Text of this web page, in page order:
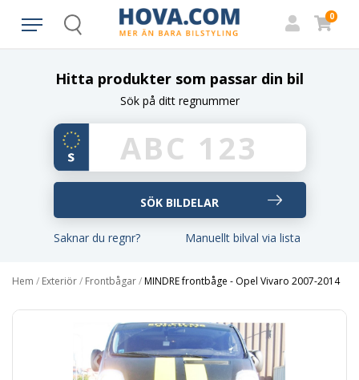
Search
0
Hitta produkter som passar din bil
Sök på ditt regnummer
Saknar du regnr? Manuellt bilval via lista
Hem / Exteriör/ Frontbågar/MINDRE frontbåge - Opel Vivaro 2007-2014